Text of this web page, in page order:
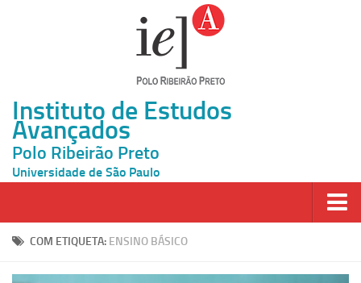
Instituto de Estudos
Avançados
Polo Ribeirão Preto
Universidade de São Paulo
Página Inicial
COM ETIQUETA: ENSINO BÁSICO